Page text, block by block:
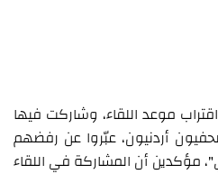
موعد اللقاء، وشاركت فيها
أردنيون، عبّروا عن رفضهم
مؤكدين أن المشاركة في اللقاء